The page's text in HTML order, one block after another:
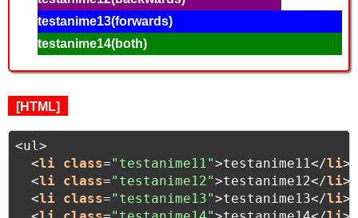
testanime13(forwards)
testanime14(both)
[HTML]
<ul>
  <
li class="testanime11">testanime11</li>
  <
li class="testanime12">testanime12</li>
  <
li class="testanime13">testanime13</li>